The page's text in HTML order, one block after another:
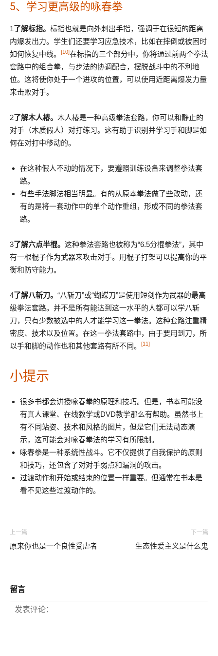
5、学习更高级的咏春拳
1了解标指。 标指也就是向外刺出手指，强调于在很短的距离
内爆发出力。学生们还要学习应急技术，比如在摔倒或被困时
如何恢复中线。
[10]在标指的三个部分中，你将通过前两个拳法
套路中的组合拳，与步法的协调配合，摆脱战斗中的不利地
位。这将使你处于一个进攻的位置，可以使用近距离爆发力量
来击败对手。
2了解木人椿。 木人椿是一种高级拳法套路，你可以和静止的
对手（木质假人）对打练习。这有助于识别并学习手和脚是如
何在对打中移动的。
在这种假人不动的情况下，要遵照训练设备来调整拳法套
路。
有些手法脚法相当明显。有的从原本拳法做了些改动，还
有的是将一套动作中的单个动作重组，形成不同的拳法套
路。
3了解六点半棍。 这种拳法套路也被称为“6.5分棍拳法”，其中
有一根棍子作为武器来攻击对手。用棍子打架可以提高你的平
衡和防守能力。
4了解八斩刀。 “八斩刀”或“蝴蝶刀”是使用短剑作为武器的最高
级拳法套路。并不是所有能达到这一水平的人都可以学八斩
刀，只有少数被选中的人才能学习这一拳法。这种套路注重精
密度、技术以及位置。在这一拳法套路中，由于要用到刀，所
以手和脚的动作也和其他套路有所不同。
[11]
小提示
很多书都会讲授咏春拳的原理和技巧。但是，书本可能没
有真人课堂、在线教学或DVD教学那么有帮助。虽然书上
有不同站姿、技术和风格的图片，但是它们无法动态演
示，这可能会对咏春拳法的学习有所限制。
咏春拳是一种系统性战斗。它不仅提供了自我保护的原则
和技巧，还包含了对对手弱点和漏洞的攻击。
过渡动作和开始或结束的位置一样重要。但通常在书本是
看不见这些过渡动作的。
上一篇
原来你也是一个良性受虐者
下一篇
生态性爱主义是什么鬼
留言